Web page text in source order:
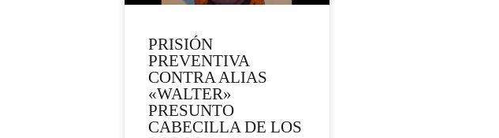
PRISIÓN
PREVENTIVA
CONTRA ALIAS
«WALTER»
PRESUNTO
CABECILLA DE LOS